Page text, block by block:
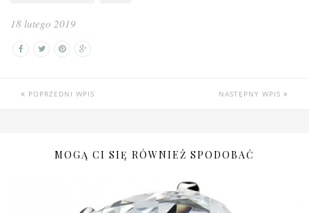
18 lutego 2019
POPRZEDNI WPIS NASTĘPNY WPIS
MOGĄ CI SIĘ RÓWNIEŻ SPODOBAĆ